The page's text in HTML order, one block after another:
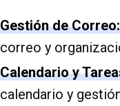
Gestión de Correo:
correo y
Calendario y
calendario y